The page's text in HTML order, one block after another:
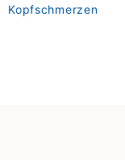
Kopfschmerzen